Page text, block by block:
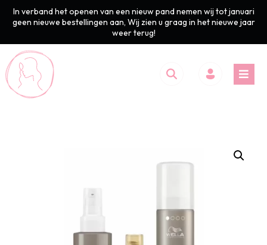
In verband het openen van een nieuw pand nemen wij tot januari
geen nieuwe bestellingen aan, Wij zien u graag in het nieuwe jaar
weer terug!